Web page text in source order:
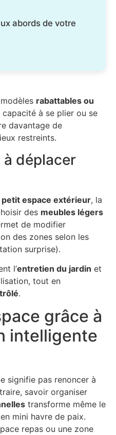
abords de votre
rabattables ou
capacité à se plier ou se
davantage de
restreints.
à déplacer
petit espace extérieur, la
des meubles légers
de modifier
des zones selon les
surprise).
l’entretien du jardin et
tout en
.
grâce à
intelligente
signifie pas renoncer à
savoir organiser
transforme même le
mini havre de paix.
repas ou une zone